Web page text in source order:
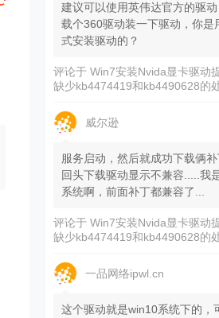
建议可以使用英伟达官方的驱
载个360驱动装一下驱动，你是
式安装驱动的？
评论于Win7安装Nvida显卡驱动
缺少kb4474419和kb4490628的
威尔逊
服务启动，然后就成功下载俩
回头下载驱动显示不兼容.....我
系统啊，前面补丁都兼容了...
评论于Win7安装Nvida显卡驱动
缺少kb4474419和kb4490628的
一品网络ipwl.cn
这个驱动就是win10系统下的，